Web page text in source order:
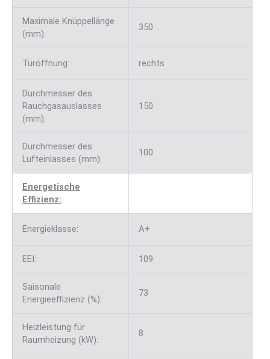
Maximale Knüppellänge
(mm):
350
Türöffnung: rechts
Durchmesser des
Rauchgasauslasses
(mm):
150
Durchmesser des
Lufteinlasses (mm):
100
Energetische
Effizienz:
Energieklasse: A+
EEI: 109
Saisonale
Energieeffizienz (%):
73
Heizleistung für
Raumheizung (kW):
8